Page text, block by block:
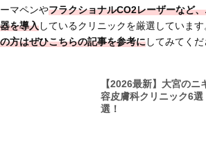
ーマペンやフラクショナルCO2レーザーなど
器を導入しているクリニックを厳選しています
の方はぜひこちらの記事を参考にしてみてく
【2026最新】大宮の
容皮膚科クリニック6
選！